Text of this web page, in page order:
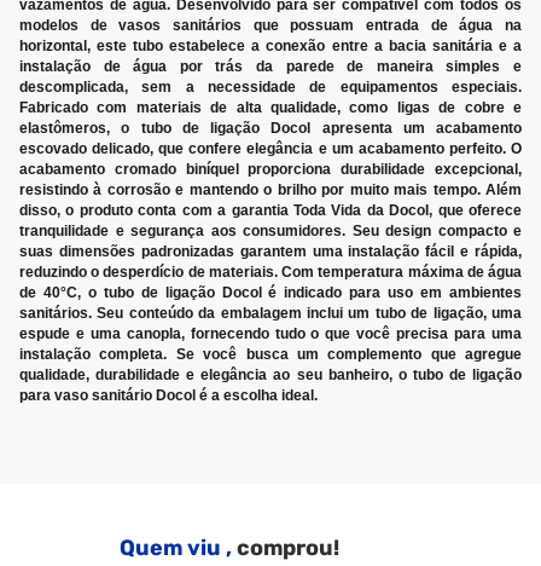
vazamentos de água. Desenvolvido para ser compatível com todos os
modelos de vasos sanitários que possuam entrada de água na
horizontal, este tubo estabelece a conexão entre a bacia sanitária e a
instalação de água por trás da parede de maneira simples e
descomplicada, sem a necessidade de equipamentos especiais.
Fabricado com materiais de alta qualidade, como ligas de cobre e
elastômeros, o tubo de ligação Docol apresenta um acabamento
escovado delicado, que confere elegância e um acabamento perfeito. O
acabamento cromado biníquel proporciona durabilidade excepcional,
resistindo à corrosão e mantendo o brilho por muito mais tempo. Além
disso, o produto conta com a garantia Toda Vida da Docol, que oferece
tranquilidade e segurança aos consumidores. Seu design compacto e
suas dimensões padronizadas garantem uma instalação fácil e rápida,
reduzindo o desperdício de materiais. Com temperatura máxima de água
de 40°C, o tubo de ligação Docol é indicado para uso em ambientes
sanitários. Seu conteúdo da embalagem inclui um tubo de ligação, uma
espude e uma canopla, fornecendo tudo o que você precisa para uma
instalação completa. Se você busca um complemento que agregue
qualidade, durabilidade e elegância ao seu banheiro, o tubo de ligação
para vaso sanitário Docol é a escolha ideal.
Quem viu ,comprou!